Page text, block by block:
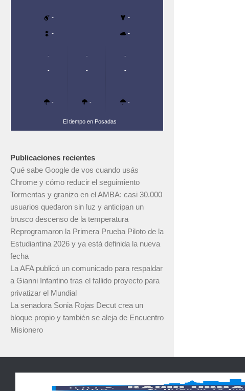
- -
- -
-
-
-
-
-
-
-
-
-
El tiempo en Posadas
Publicaciones recientes
Qué sabe Google de vos cuando usás
Chrome y cómo reducir el seguimiento
Tormentas y granizo en el AMBA: casi 30.000
usuarios quedaron sin luz y anticipan un
brusco descenso de la temperatura
Reprogramaron la Primera Prueba Piloto de la
Estudiantina 2026 y ya está definida la nueva
fecha
La AFA publicó un comunicado para respaldar
a Gianni Infantino tras el fallido proyecto para
privatizar el Mundial
La senadora Sonia Rojas Decut crea un
bloque propio y también se aleja de Encuentro
Misionero